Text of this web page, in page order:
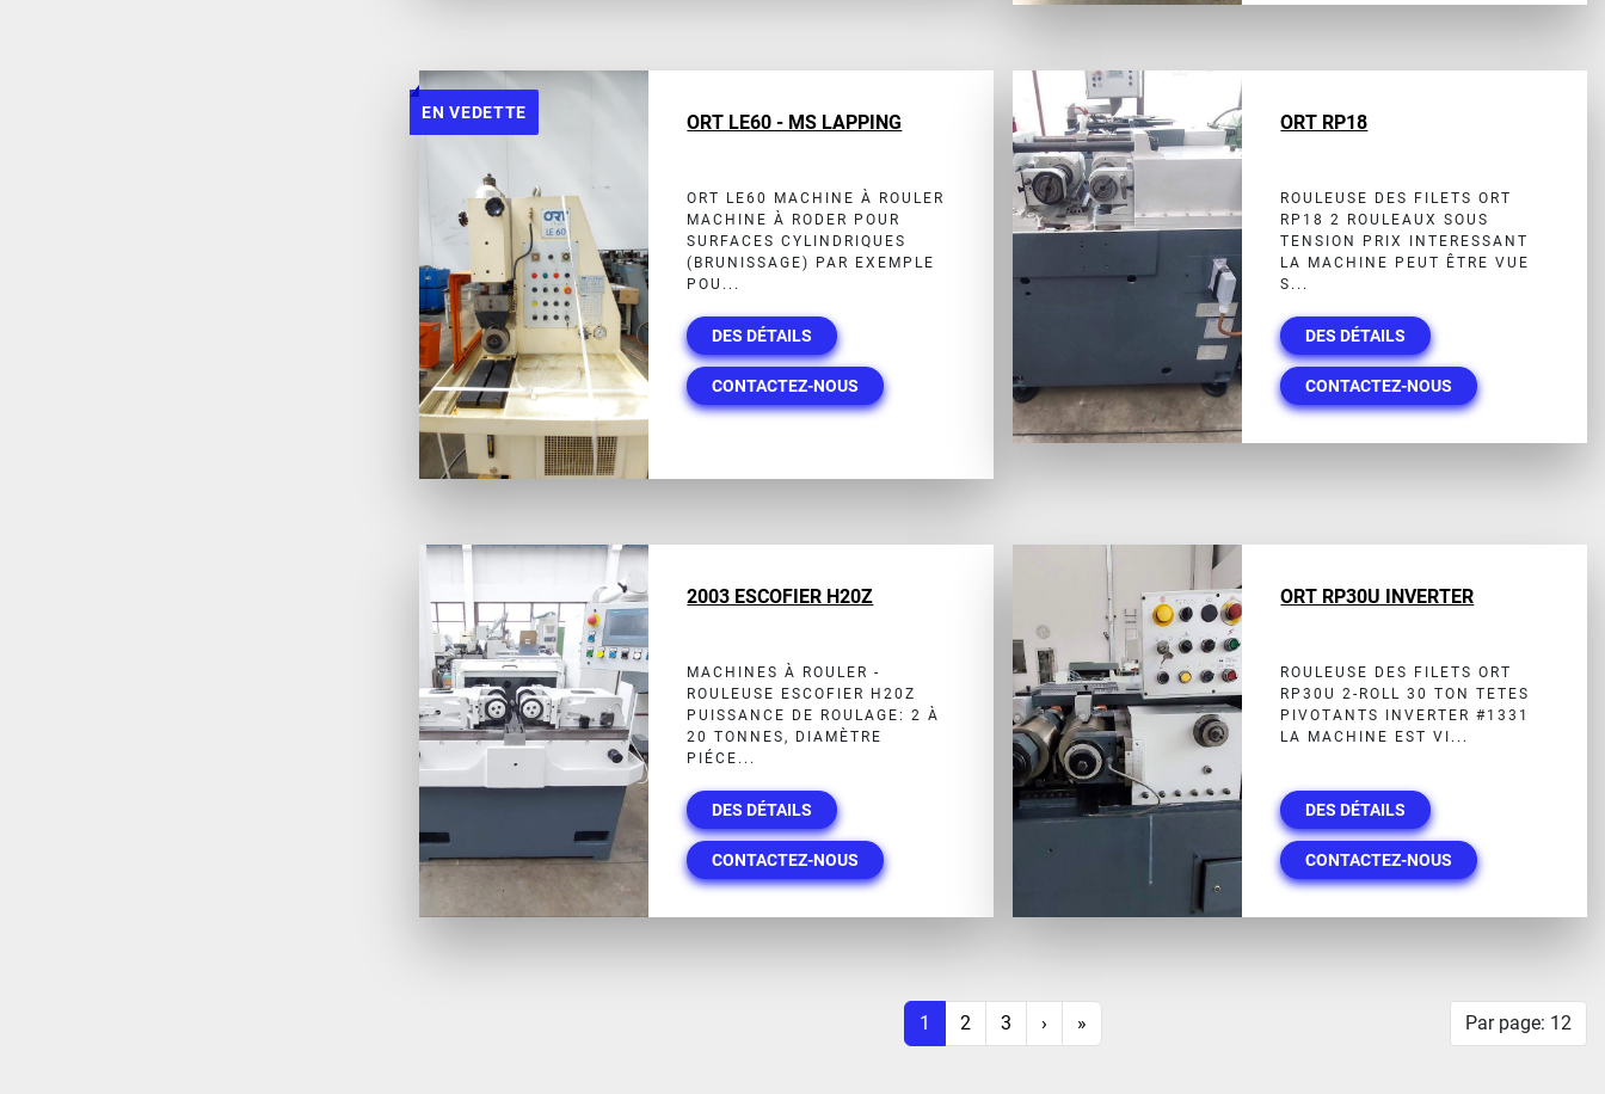
EN VEDETTE ORT LE60 - MS LAPPING
ORT LE60 MACHINE À ROULER
MACHINE À RODER POUR
SURFACES CYLINDRIQUES
(BRUNISSAGE) PAR EXEMPLE
POU...
DES DÉTAILS
CONTACTEZ-NOUS
ORT RP18
ROULEUSE DES FILETS ORT
RP18 2 ROULEAUX SOUS
TENSION PRIX INTERESSANT
LA MACHINE PEUT ÊTRE VUE
S...
DES DÉTAILS
CONTACTEZ-NOUS
2003 ESCOFIER H20Z
MACHINES À ROULER -
ROULEUSE ESCOFIER H20Z
PUISSANCE DE ROULAGE: 2 À
20 TONNES, DIAMÈTRE
PIÉCE...
DES DÉTAILS
CONTACTEZ-NOUS
ORT RP30U INVERTER
ROULEUSE DES FILETS ORT
RP30U 2-ROLL 30 TON TETES
PIVOTANTS INVERTER #1331
LA MACHINE EST VI...
DES DÉTAILS
CONTACTEZ-NOUS
1 2 3 › » Par page: 12